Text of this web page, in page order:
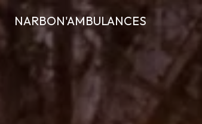
NARBON'AMBULANCES
Panneau de gestion des cookies